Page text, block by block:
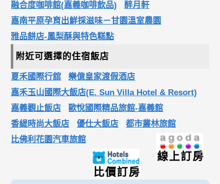
融合度咖啡館(嘉義咖啡飲品)
醉月軒
嘉南平原孕育出鮮採滋味－甘園溫室農園
雅品餅店-鳳梨酥與特色糕點
附近可選擇的住宿飯店
夏禾國際行舘
樂億皇家渡假酒店
嘉禾玉山國際大飯店(E. Sun Villa Hotel & Resort)
嘉義觀止飯店
歐悅國際精品旅館-嘉義館
香緹時尚大飯店
優仕大飯店
都市叢林旅館
比佛利花園汽車旅館
線上訂房
比價訂房